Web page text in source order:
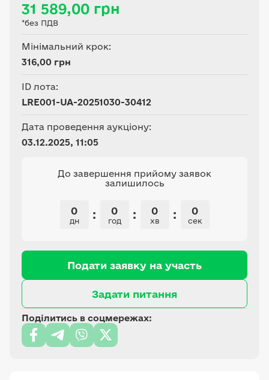
31 589,00 грн
*без ПДВ
Мінімальний крок:
316,00 грн
ID лота:
LRE001-UA-20251030-30412
Дата проведення аукціону:
03.12.2025, 11:05
До завершення прийому заявок
залишилось
0
дн : 0
год : 0
хв : 0
сек
Подати заявку на участь
Задати питання
Поділитись в соцмережах: